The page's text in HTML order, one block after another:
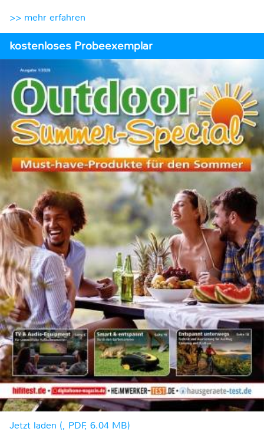
>> mehr erfahren
kostenloses Probeexemplar
Jetzt laden (, PDF, 6.04 MB)